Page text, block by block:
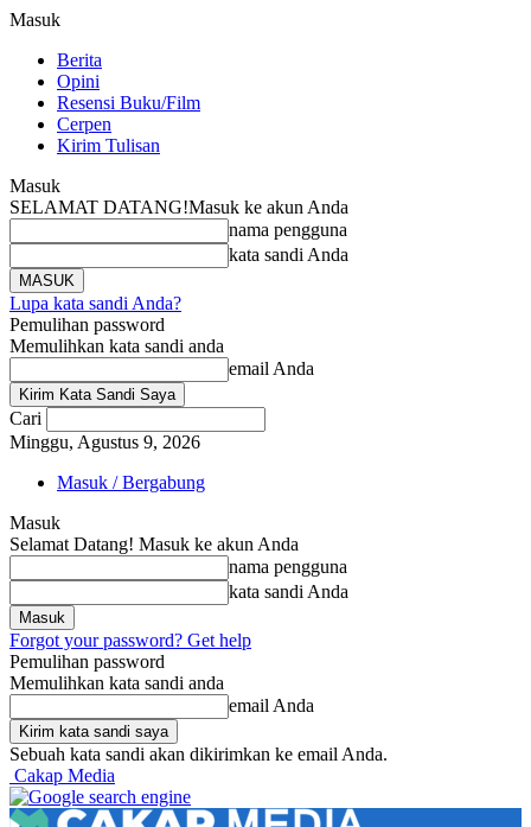
Masuk
Berita
Opini
Resensi Buku/Film
Cerpen
Kirim Tulisan
Masuk
SELAMAT DATANG!Masuk ke akun Anda
nama pengguna
kata sandi Anda
Lupa kata sandi Anda?
Pemulihan password
Memulihkan kata sandi anda
email Anda
Cari
Minggu, Agustus 9, 2026
Masuk / Bergabung
Masuk
Selamat Datang! Masuk ke akun Anda
nama pengguna
kata sandi Anda
Forgot your password? Get help
Pemulihan password
Memulihkan kata sandi anda
email Anda
Sebuah kata sandi akan dikirimkan ke email Anda.
Cakap Media